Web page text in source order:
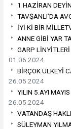
1 HAZİRAN
TAVŞANLI’DA
İYİ Kİ BİR
ANNE GİBİ YAR
GARP
01.06.2024
BİRÇOK ÜLKEYİ
26.05.2024
YILIN 5.AYI
26.05.2024
VATANDAŞ
SÜLEYMAN